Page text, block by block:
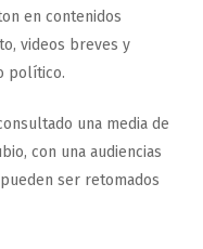
en contenidos
videos breves y
político.
una media de
con una audiencias
ser retomados